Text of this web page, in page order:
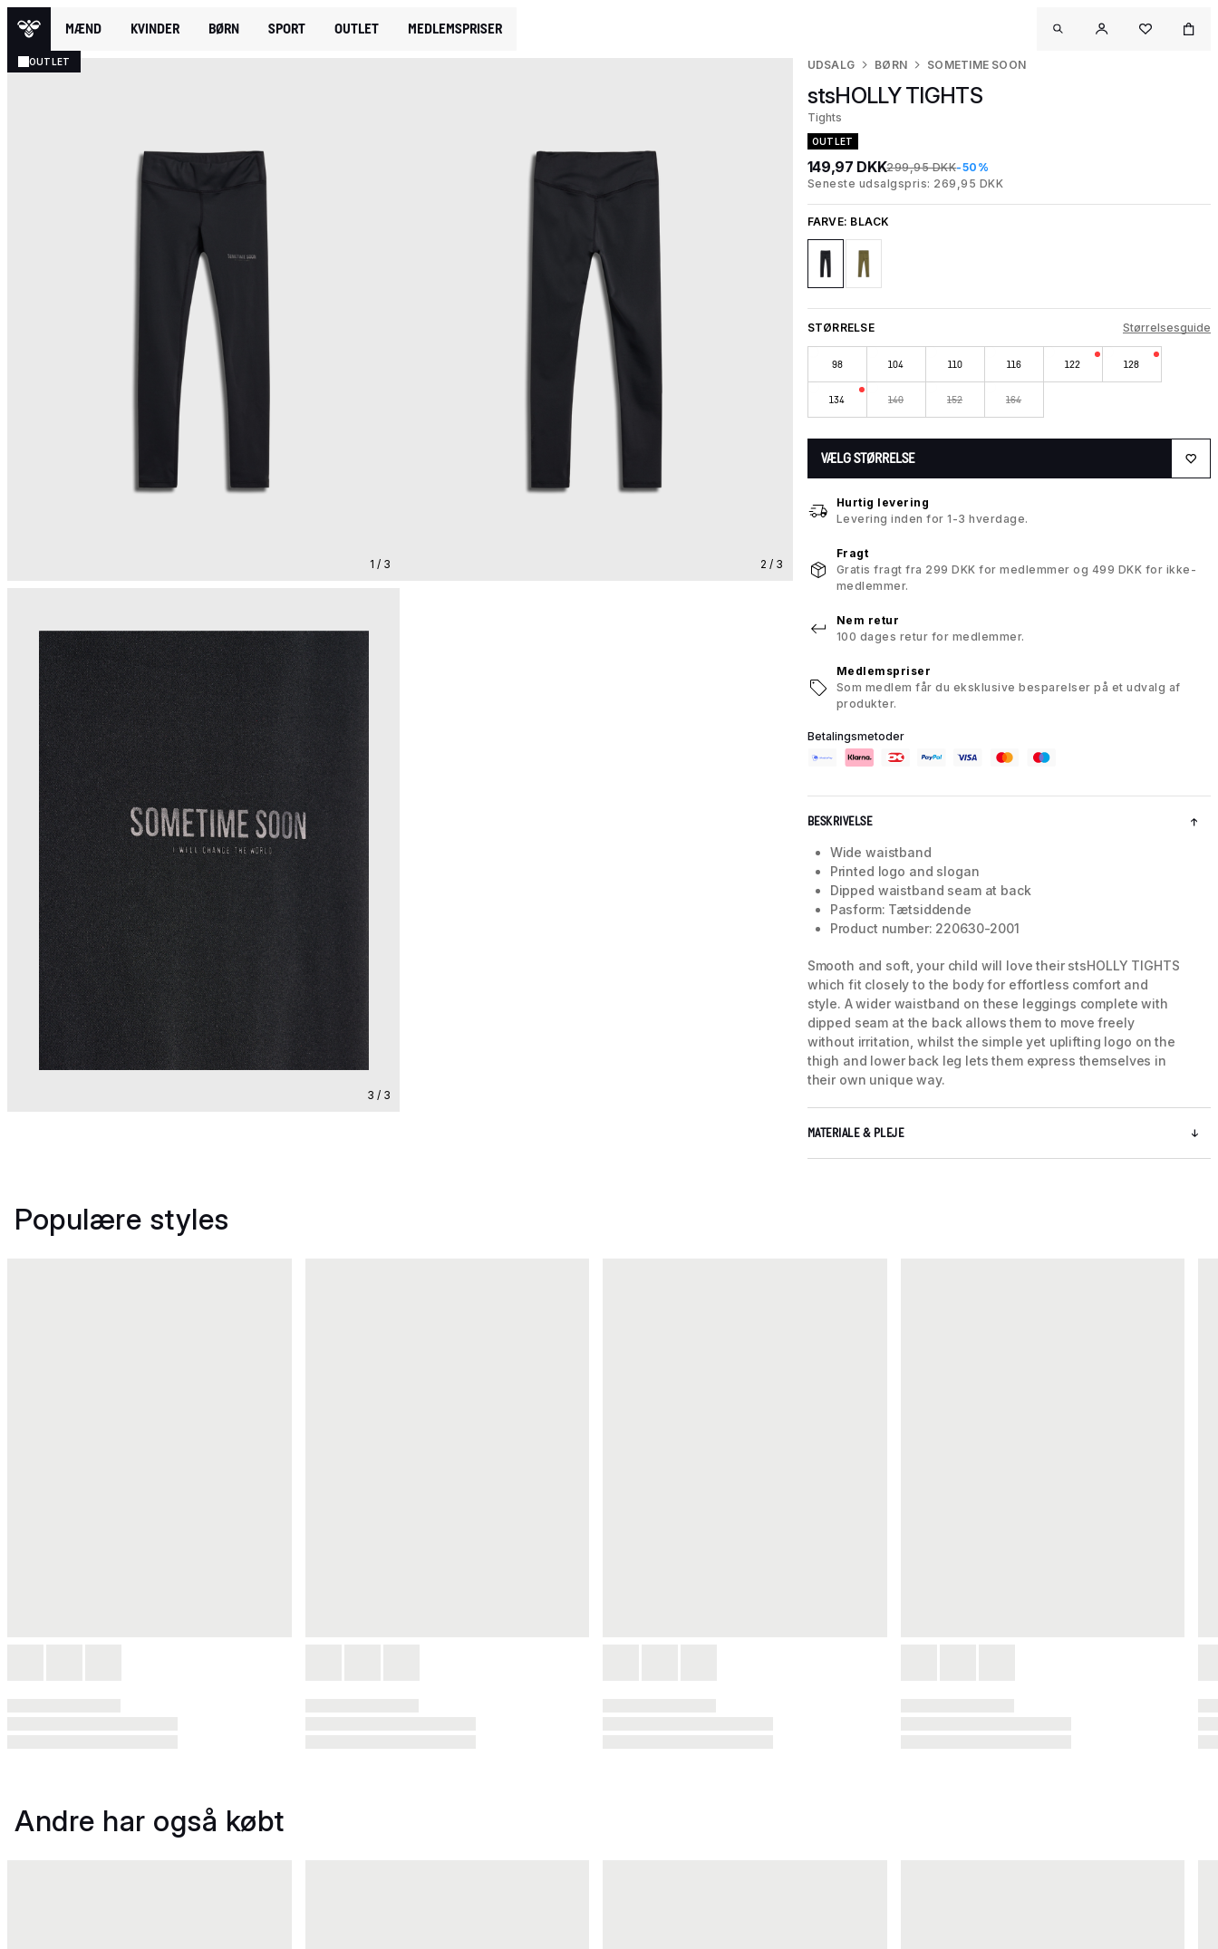
MÆND KVINDER BØRN SPORT OUTLET MEDLEMSPRISER
OUTLET
1 / 3 2 / 3
3 / 3
UDSALG BØRN SOMETIME SOON
stsHOLLY TIGHTS
Tights
OUTLET
149,97 DKK299,95 DKK-50%
Seneste udsalgspris: 269,95 DKK
FARVE: BLACK
STØRRELSE Størrelsesguide
98 104 110 116 122 128
134 140 152 164
VÆLG STØRRELSE
Hurtig levering
Levering inden for 1-3 hverdage.
Fragt
Gratis fragt fra 299 DKK for medlemmer og 499 DKK for ikke-
medlemmer.
Nem retur
100 dages retur for medlemmer.
Medlemspriser
Som medlem får du eksklusive besparelser på et udvalg af
produkter.
Betalingsmetoder
BESKRIVELSE
Wide waistband
Printed logo and slogan
Dipped waistband seam at back
Pasform: Tætsiddende
Product number: 220630-2001
Smooth and soft, your child will love their stsHOLLY TIGHTS
which fit closely to the body for effortless comfort and
style. A wider waistband on these leggings complete with
dipped seam at the back allows them to move freely
without irritation, whilst the simple yet uplifting logo on the
thigh and lower back leg lets them express themselves in
their own unique way.
MATERIALE & PLEJE
Populære styles
Andre har også købt